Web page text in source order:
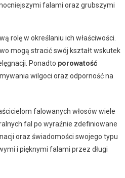
falami oraz grubszymi
rolę w określaniu ich właściwości.
mogą stracić swój kształt wskutek
Ponadto porowatość
wilgoci oraz odporność na
falowanych włosów wiele
fal po wyraźnie zdefiniowane
oraz świadomości swojego typu
i pięknymi falami przez długi